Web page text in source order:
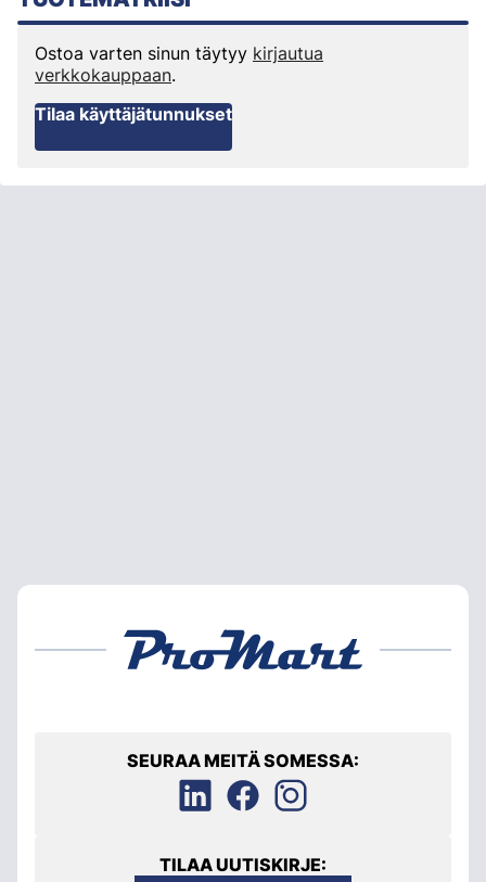
Ostoa varten sinun täytyy kirjautua
verkkokauppaan.
Tilaa käyttäjätunnukset
SEURAA MEITÄ SOMESSA:
TILAA UUTISKIRJE: